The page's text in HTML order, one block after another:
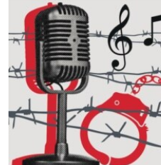
ТЕЛЕПРОЕКТ КРЫМ.РЕАЛИИ
СОВЕТЫ ПРАВОЗАЩИТНИКОВ
ПРОПАВШИЕ БЕЗ ВЕСТИ
ПОБЕДИТЕЛЕЙ НЕ СУДЯТ?
КРЫМ.НЕПОКОРЕННЫЙ
УКРАИНСКАЯ ПРОБЛЕМА КРЫМА
Українською
Qırımtatar
ПРИСОЕДИНЯЙТЕСЬ!